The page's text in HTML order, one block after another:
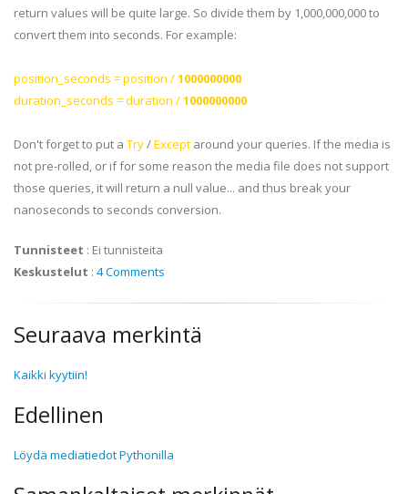
return values will be quite large. So divide them by 1,000,000,000 to
convert them into seconds. For example:
position_seconds = position /1000000000
duration_seconds = duration /1000000000
Don't forget to put a Try/Except around your queries. If the media is
not pre-rolled, or if for some reason the media file does not support
those queries, it will return a null value... and thus break your
nanoseconds to seconds conversion.
Tunnisteet : Ei tunnisteita
Keskustelut : 4 Comments
Seuraava merkintä
Kaikki kyytiin!
Edellinen
Löydä mediatiedot Pythonilla